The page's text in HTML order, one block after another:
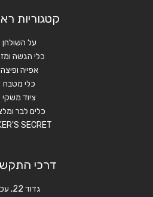
קטגוריות
על השולחן
כלי הגשה
אפייה ופיצה
כלי מטבח
ציוד משקי
כלים לבר
SECRET
דרכי
גדוד 22, עכו